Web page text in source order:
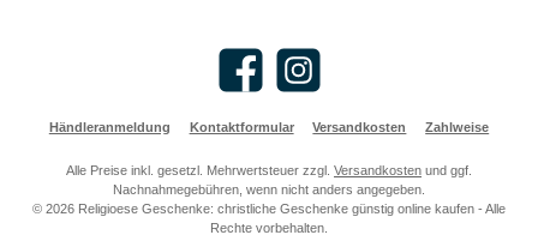
Facebook Instagram
Händleranmeldung Kontaktformular Versandkosten Zahlweise
Alle Preise inkl. gesetzl. Mehrwertsteuer zzgl. Versandkosten und ggf.
Nachnahmegebühren, wenn nicht anders angegeben.
© 2026 Religioese Geschenke: christliche Geschenke günstig online kaufen - Alle
Rechte vorbehalten.